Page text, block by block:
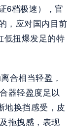
6档极速），官
，应对国内目前
低扭爆发足的特
合相当轻盈，
器轻盈度足以
地换挡感受，皮
拖拽感，表现